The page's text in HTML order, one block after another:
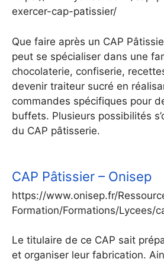
exercer-cap-patissier/
Que faire après un CAP
peut se spécialiser dans une
chocolaterie, confiserie,
devenir traiteur sucré en
commandes spécifiques pour
buffets. Plusieurs possibilités
du CAP pâtisserie.
CAP Pâtissier – Onisep
https://www.onisep.fr/
Formation/Formations/Lycees/
Le titulaire de ce CAP sait
et organiser leur fabrication.